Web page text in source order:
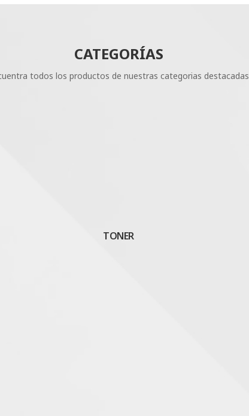
CATEGORÍAS
todos los productos de nuestras categorias destacadas
TONER